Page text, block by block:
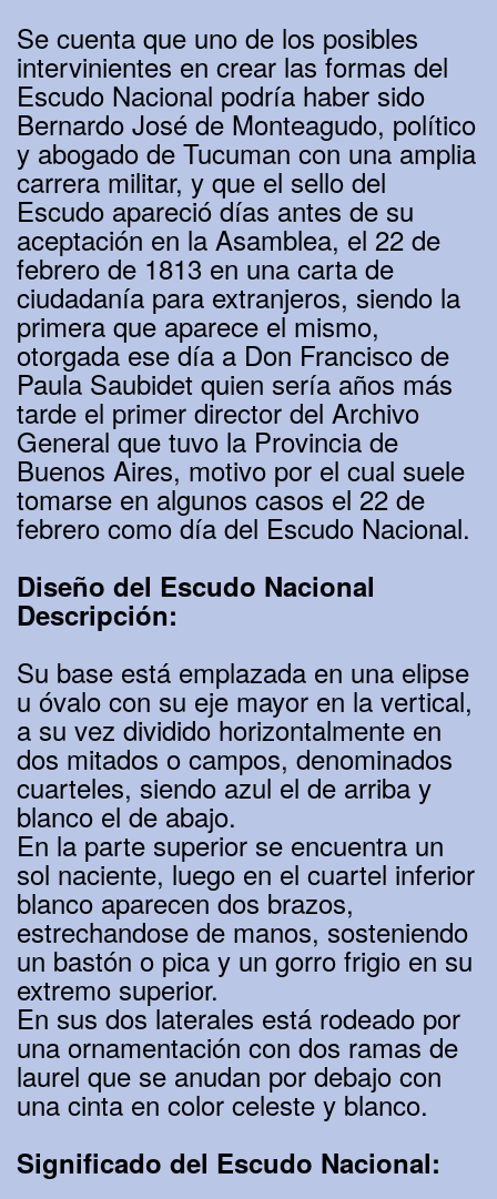
Se cuenta que uno de los posibles
intervinientes en crear las formas del
Escudo Nacional podría haber sido
Bernardo José de Monteagudo, político
y abogado de Tucuman con una amplia
carrera militar, y que el sello del
Escudo apareció días antes de su
aceptación en la Asamblea, el 22 de
febrero de 1813 en una carta de
ciudadanía para extranjeros, siendo la
primera que aparece el mismo,
otorgada ese día a Don Francisco de
Paula Saubidet quien sería años más
tarde el primer director del Archivo
General que tuvo la Provincia de
Buenos Aires, motivo por el cual suele
tomarse en algunos casos el 22 de
febrero como día del Escudo Nacional.
Diseño del Escudo Nacional
Descripción:
Su base está emplazada en una elipse
u óvalo con su eje mayor en la vertical,
a su vez dividido horizontalmente en
dos mitados o campos, denominados
cuarteles, siendo azul el de arriba y
blanco el de abajo.
En la parte superior se encuentra un
sol naciente, luego en el cuartel inferior
blanco aparecen dos brazos,
estrechandose de manos, sosteniendo
un bastón o pica y un gorro frigio en su
extremo superior.
En sus dos laterales está rodeado por
una ornamentación con dos ramas de
laurel que se anudan por debajo con
una cinta en color celeste y blanco.
Significado del Escudo Nacional: